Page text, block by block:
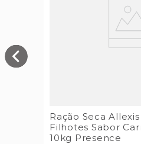
Ração Seca
Filhotes Sabor
10kg Presence